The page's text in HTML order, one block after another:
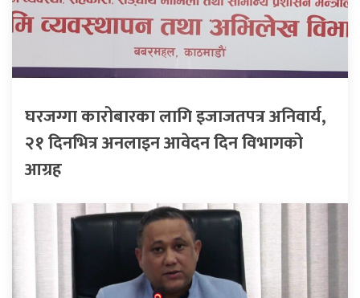
घरजग्गा कारोबारका लागि इजाजतपत्र अनिवार्य,
२१ दिनभित्र अनलाइन आवेदन दिन विभागको
आग्रह